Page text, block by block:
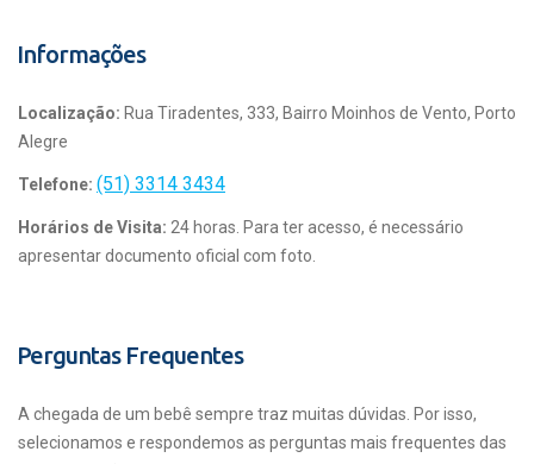
Informações
Localização: Rua Tiradentes, 333, Bairro Moinhos de Vento, Porto
Alegre
Telefone: (51) 3314 3434
Horários de Visita: 24 horas. Para ter acesso, é necessário
apresentar documento oficial com foto.
Perguntas Frequentes
A chegada de um bebê sempre traz muitas dúvidas. Por isso,
selecionamos e respondemos as perguntas mais frequentes das